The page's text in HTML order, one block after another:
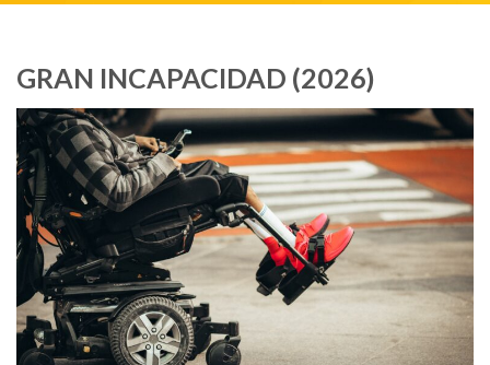
GRAN INCAPACIDAD (2026)